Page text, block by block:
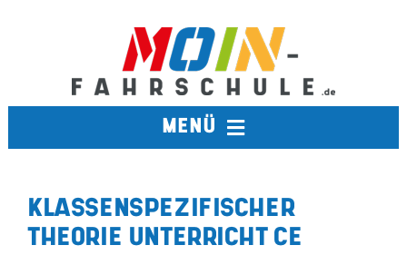
MENÜ
TERMINE
KLASSENSPEZIFISCHER
THEORIE UNTERRICHT CE